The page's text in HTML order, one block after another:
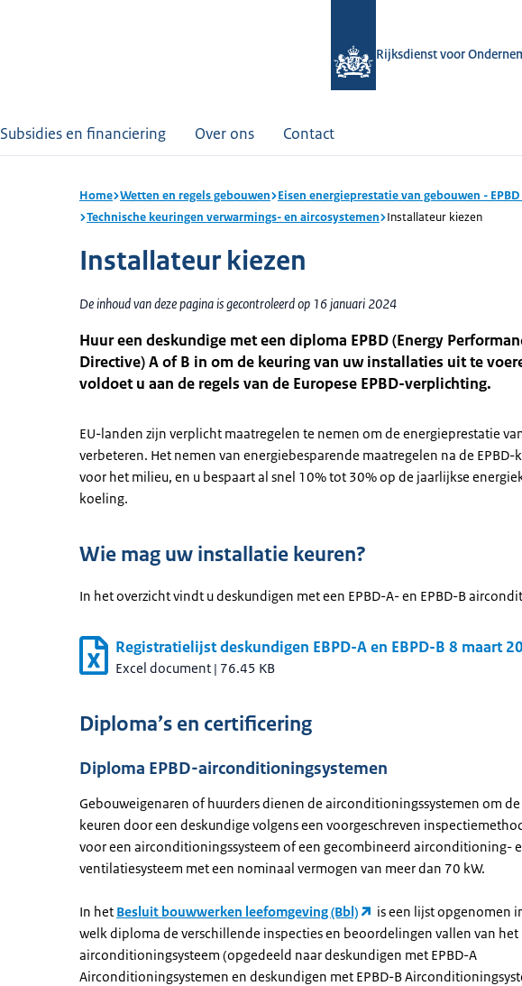
Rijksdienst voor
Subsidies en financiering Over ons Contact
Home Wetten en regels gebouwen Eisen energieprestatie van gebouwen -
Technische keuringen verwarmings- en aircosystemen Installateur kiezen
Installateur kiezen
De inhoud van deze pagina is gecontroleerd op 16 januari 2024
Huur een deskundige met een diploma EPBD (Energy
Directive) A of B in om de keuring van uw installaties uit te
voldoet u aan de regels van de Europese EPBD-verplichting.
EU-landen zijn verplicht maatregelen te nemen om de energieprestatie
verbeteren. Het nemen van energiebesparende maatregelen na de EPBD-
voor het milieu, en u bespaart al snel 10% tot 30% op de jaarlijkse
koeling.
Wie mag uw installatie keuren?
In het overzicht vindt u deskundigen met een EPBD-A- en EPBD-B
Registratielijst deskundigen EBPD-A en EBPD-B 8 maart
Excel document | 76.45 KB
Diploma’s en certificering
Diploma EPBD-airconditioningsystemen
Gebouweigenaren of huurders dienen de airconditioningssystemen om
keuren door een deskundige volgens een voorgeschreven
voor een airconditioningssysteem of een gecombineerd airconditioning-
ventilatiesysteem met een nominaal vermogen van meer dan 70 kW.
In het Besluit bouwwerken leefomgeving (Bbl)
is een lijst opgenomen
welk diploma de verschillende inspecties en beoordelingen vallen van het
airconditioningsysteem (opgedeeld naar deskundigen met EPBD-A
Airconditioningsystemen en deskundigen met EPBD-B